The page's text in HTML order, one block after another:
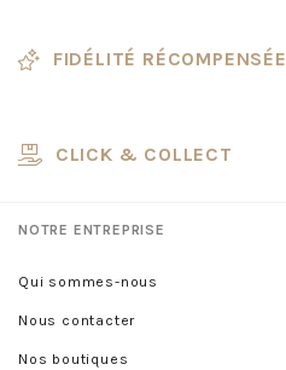
FIDÉLITÉ RÉCOMPENSÉE
CLICK & COLLECT
NOTRE ENTREPRISE
Qui sommes-nous
Nous contacter
Nos boutiques